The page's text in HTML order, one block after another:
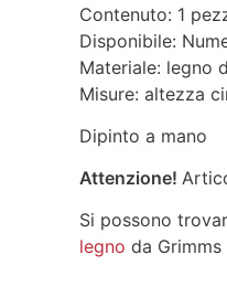
Contenuto: 1
Disponibile:
Materiale: legno
Misure: altezza
Dipinto a mano
Attenzione!
Si possono
legno da